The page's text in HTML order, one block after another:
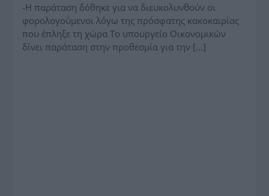
-Η παράταση δόθηκε για να διευκολυνθούν οι
φορολογούμενοι λόγω της πρόσφατης κακοκαιρίας
που έπληξε τη χώρα Το υπουργείο Οικονομικών
δίνει παράταση στην προθεσμία για την […]